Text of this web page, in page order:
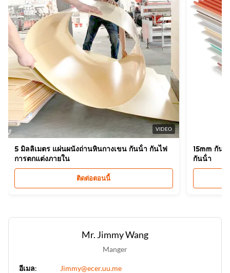
Thickness:
5/8 มม.
Packing:
บรรจุโดยกล่องและพาเลท
Design:
การออกแบบที่เรียบง่าย Mordern
High Light:
แผงผนังไฟเบอร์ไม้ไผ่ PVC,แผงผนังไฟเบอร์ไม้ไผ่ลายไม้
แผงผนังไฟเบอร์ไม้ไผ่ PVC ตกแต่งกันไฟ
6,000 เมตรต่อวัน
VIDEO
5 มิลลิเมตร แผ่นผนังถ่านหินกางเขน กันน้ํา กันไฟ
การตกแต่งภายใน
ติดต่อตอนนี้
15mm กัน
กันน้ํา
Mr. Jimmy Wang
Manger
อีเมล:
Jimmy@ecer.uu.me